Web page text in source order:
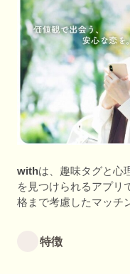
withは、趣味タグと心
を見つけられるアプリ
格まで考慮したマッチ
特徴